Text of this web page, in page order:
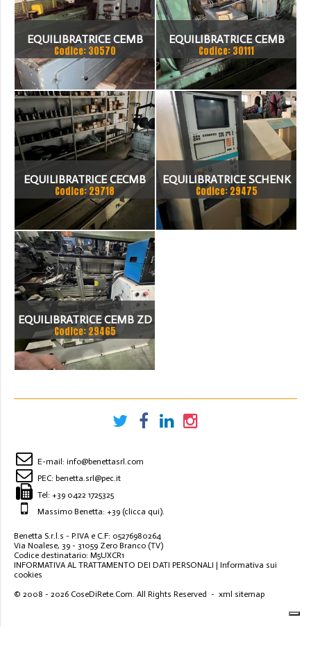
EQUILIBRATRICE CEMB
TIPO W50/P MAT18217
Codice: 30570
EQUILIBRATRICE CEMB
LUNGHEZZA 7000MM
Codice: 30111
EQUILIBRATRICE CECMB
6000MM A CNC
Codice: 29718
EQUILIBRATRICE SCHENK
Codice: 29475
EQUILIBRATRICE CEMB ZD
1000 N
Codice: 29465
E-mail: info@benettasrl.com
PEC: benetta.srl@pec.it
Tel: +39 0422 1725325
Massimo Benetta: +39 (clicca qui).
Benetta S.r.l.s - P.IVA e C.F: 05276980264
Via Noalese, 39 - 31059 Zero Branco (TV)
Codice destinatario: M5UXCR1
INFORMATIVA AL TRATTAMENTO DEI DATI PERSONALI | Informativa sui
cookies
© 2008 - 2026 CoseDiRete.Com. All Rights Reserved - xml sitemap